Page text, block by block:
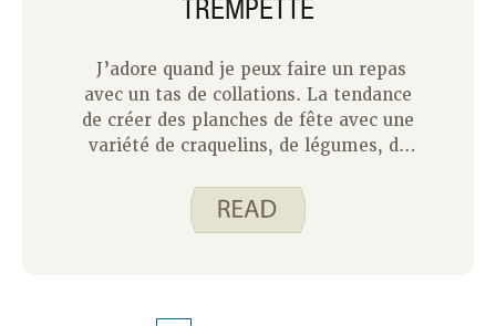
TREMPETTE
J’adore quand je peux faire un repas
avec un tas de collations. La tendance
de créer des planches de fête avec une
variété de craquelins, de légumes, de
convient parfaitement. Si vous aimez
ce style de manger autant que moi,